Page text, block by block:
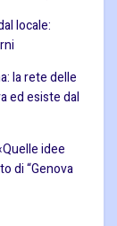
locale:
la rete delle
ed esiste dal
idee
di “Genova